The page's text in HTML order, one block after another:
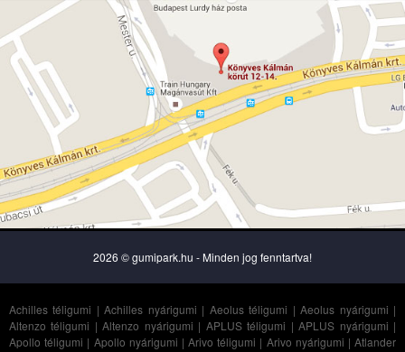
2026 © gumipark.hu - Minden jog fenntartva!
Achilles téligumi |Achilles nyárigumi | Aeolus téligumi |Aeolus nyárigumi |
Altenzo téligumi |Altenzo nyárigumi | APLUS téligumi |APLUS nyárigumi |
Apollo téligumi | Apollo nyárigumi |Arivo téligumi | Arivo nyárigumi |Atlander